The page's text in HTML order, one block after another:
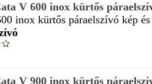
V 600 inox kürtős
inox kürtős páraelszívó kép
V 900 inox kürtős